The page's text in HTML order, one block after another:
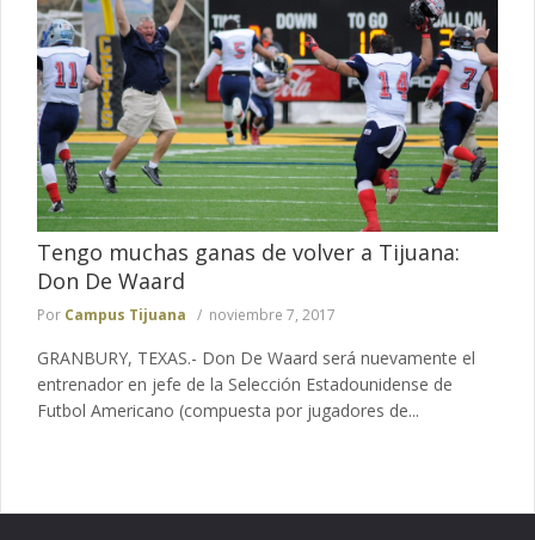
Tengo muchas ganas de volver a Tijuana:
Don De Waard
Por Campus Tijuana noviembre 7, 2017
GRANBURY, TEXAS.- Don De Waard será nuevamente el
entrenador en jefe de la Selección Estadounidense de
Futbol Americano (compuesta por jugadores de...